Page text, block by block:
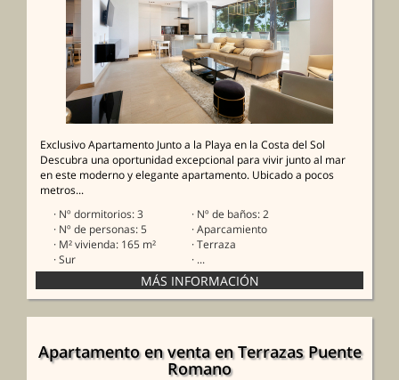
Exclusivo Apartamento Junto a la Playa en la Costa del Sol
Descubra una oportunidad excepcional para vivir junto al mar
en este moderno y elegante apartamento. Ubicado a pocos
metros...
· Nº dormitorios: 3
· Nº de baños: 2
· Nº de personas: 5
· Aparcamiento
· M² vivienda: 165 m²
· Terraza
· Sur
· ...
Apartamento en venta en Terrazas Puente
Romano